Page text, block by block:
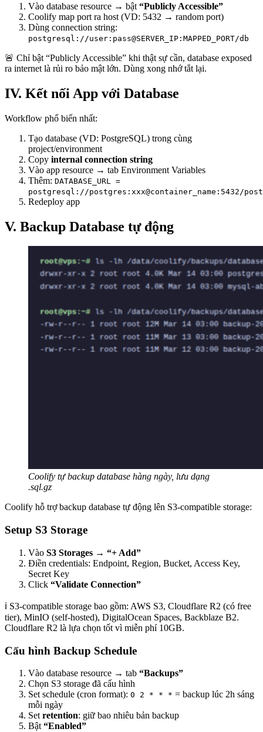
Vào database resource → bật “Publicly Accessible”
Coolify map port ra host (VD: 5432 → random port)
Dùng connection string:
postgresql://user:pass@SERVER_IP:MAPPED_PORT/db
🚨 Chỉ bật “Publicly Accessible” khi thật sự cần, database exposed
ra internet là rủi ro bảo mật lớn. Dùng xong nhớ tắt lại.
IV. Kết nối App với Database
Workflow phổ biến nhất:
Tạo database (VD: PostgreSQL) trong cùng
project/environment
Copy internal connection string
Vào app resource → tab Environment Variables
Thêm: DATABASE_URL =
postgresql://postgres:xxx@container_name:5432/
Redeploy app
V. Backup Database tự động
Coolify tự backup database hàng ngày, lưu dạng
.sql.gz
Coolify hỗ trợ backup database tự động lên S3-compatible storage:
Setup S3 Storage
Vào S3 Storages → “+ Add”
Điền credentials: Endpoint, Region, Bucket, Access Key,
Secret Key
Click “Validate Connection”
ℹ️ S3-compatible storage bao gồm: AWS S3, Cloudflare R2 (có free
tier), MinIO (self-hosted), DigitalOcean Spaces, Backblaze B2.
Cloudflare R2 là lựa chọn tốt vì miễn phí 10GB.
Cấu hình Backup Schedule
Vào database resource → tab “Backups”
Chọn S3 storage đã cấu hình
Set schedule (cron format): 0 2 * * * = backup lúc 2h sáng
mỗi ngày
Set retention: giữ bao nhiêu bản backup
Bật “Enabled”